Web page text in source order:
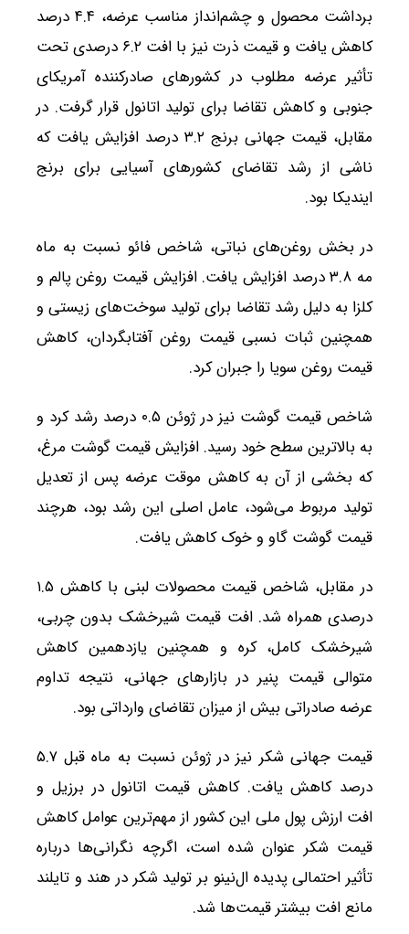
برداشت محصول و چشم‌انداز مناسب عرضه، ۴.۴ درصد
کاهش یافت و قیمت ذرت نیز با افت ۶.۲ درصدی تحت
تأثیر عرضه مطلوب در کشورهای صادرکننده آمریکای
جنوبی و کاهش تقاضا برای تولید اتانول قرار گرفت. در
مقابل، قیمت جهانی برنج ۳.۲ درصد افزایش یافت که
ناشی از رشد تقاضای کشورهای آسیایی برای برنج
ایندیکا بود.
در بخش روغن‌های نباتی، شاخص فائو نسبت به ماه
مه ۳.۸ درصد افزایش یافت. افزایش قیمت روغن پالم و
کلزا به دلیل رشد تقاضا برای تولید سوخت‌های زیستی و
همچنین ثبات نسبی قیمت روغن آفتابگردان، کاهش
قیمت روغن سویا را جبران کرد.
شاخص قیمت گوشت نیز در ژوئن ۰.۵ درصد رشد کرد و
به بالاترین سطح خود رسید. افزایش قیمت گوشت مرغ،
که بخشی از آن به کاهش موقت عرضه پس از تعدیل
تولید مربوط می‌شود، عامل اصلی این رشد بود، هرچند
قیمت گوشت گاو و خوک کاهش یافت.
در مقابل، شاخص قیمت محصولات لبنی با کاهش ۱.۵
درصدی همراه شد. افت قیمت شیرخشک بدون چربی،
شیرخشک کامل، کره و همچنین یازدهمین کاهش
متوالی قیمت پنیر در بازارهای جهانی، نتیجه تداوم
عرضه صادراتی بیش از میزان تقاضای وارداتی بود.
قیمت جهانی شکر نیز در ژوئن نسبت به ماه قبل ۵.۷
درصد کاهش یافت. کاهش قیمت اتانول در برزیل و
افت ارزش پول ملی این کشور از مهم‌ترین عوامل کاهش
قیمت شکر عنوان شده است، اگرچه نگرانی‌ها درباره
تأثیر احتمالی پدیده ال‌نینو بر تولید شکر در هند و تایلند
مانع افت بیشتر قیمت‌ها شد.